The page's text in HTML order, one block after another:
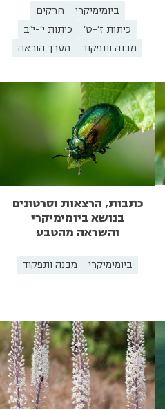
ביומימיקרי
חרקים
כיתות ז'-ט'
כיתות י'-י"ב
מבנה ותפקוד
מערך הוראה
כתבות, הרצאות וסרטונים
בנושא ביומימיקרי
והשראה מהטבע
ביומימיקרי מבנה ותפקוד